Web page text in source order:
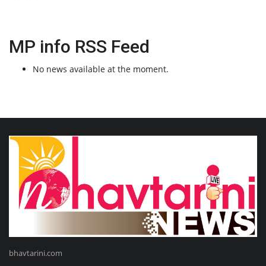
MP info RSS Feed
No news available at the moment.
bhavtarini.com